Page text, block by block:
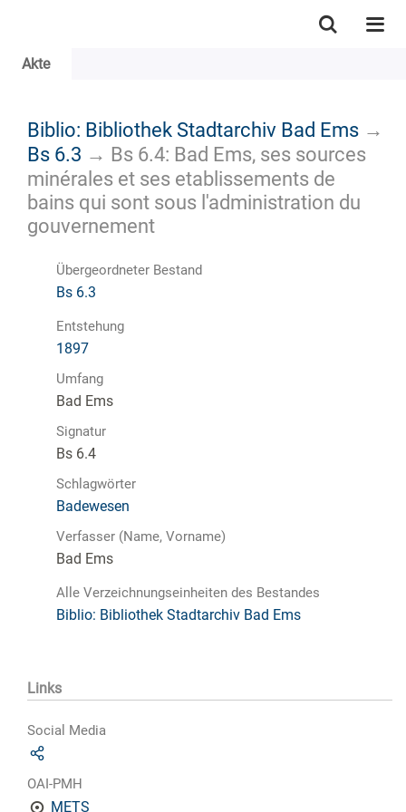
Akte
Biblio: Bibliothek Stadtarchiv Bad Ems →
Bs 6.3 → Bs 6.4: Bad Ems, ses sources
minérales et ses etablissements de
bains qui sont sous l'administration du
gouvernement
Übergeordneter Bestand
Bs 6.3
Entstehung
1897
Umfang
Bad Ems
Signatur
Bs 6.4
Schlagwörter
Badewesen
Verfasser (Name, Vorname)
Bad Ems
Alle Verzeichnungseinheiten des Bestandes
Biblio: Bibliothek Stadtarchiv Bad Ems
Links
Social Media
OAI-PMH
METS